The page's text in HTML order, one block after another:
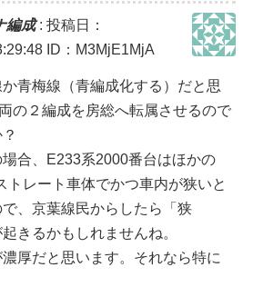
編成: 投稿日：
ID：M3MjE1MjA
青梅線（青編成化する）だと思
の２編成を房総へ転属させるので
合、E233系2000番台はほかの
トレート車体でかつ車内が狭いと
、京葉線民からしたら「狭
きるかもしれませんね。
厚だと思います。それなら特に